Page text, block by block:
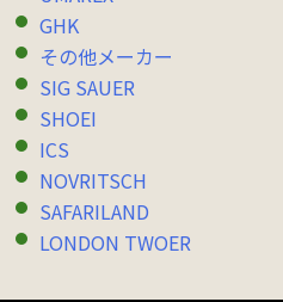
GHK
その他メーカー
SIG SAUER
SHOEI
ICS
NOVRITSCH
SAFARILAND
LONDON TWOER